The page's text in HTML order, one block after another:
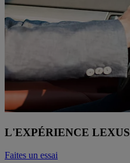
L'EXPÉRIENCE LEXUS
Faites un essai